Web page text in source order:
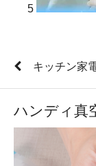
5
キッチン家
ハンディ真